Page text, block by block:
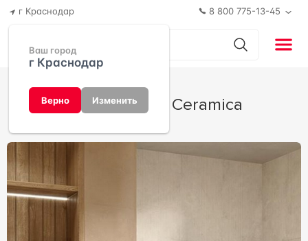
г Краснодар
Ваш город
г Краснодар
Верно Изменить
8 800 775-13-45
Walk от Dado Ceramica